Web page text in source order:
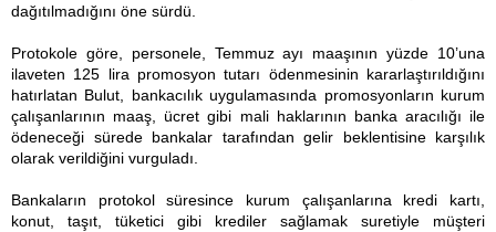
dağıtılmadığını öne sürdü.
Protokole göre, personele, Temmuz ayı maaşının yüzde 10’una
ilaveten 125 lira promosyon tutarı ödenmesinin kararlaştırıldığını
hatırlatan Bulut, bankacılık uygulamasında promosyonların kurum
çalışanlarının maaş, ücret gibi mali haklarının banka aracılığı ile
ödeneceği sürede bankalar tarafından gelir beklentisine karşılık
olarak verildiğini vurguladı.
Bankaların protokol süresince kurum çalışanlarına kredi kartı,
konut, taşıt, tüketici gibi krediler sağlamak suretiyle müşteri